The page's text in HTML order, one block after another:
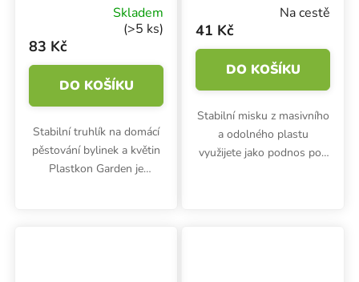
80x17x15 cmSkladem
(>5 ks)
83 Kč
DO KOŠÍKU
Stabilní truhlík na domácí
pěstování bylinek a květin
Plastkon Garden je
truhlík Garden
50x17x4.5 cm
Na cestě
41 Kč
DO KOŠÍKU
Stabilní misku z masivního
a odolného plastu
využijete jako podnos pod